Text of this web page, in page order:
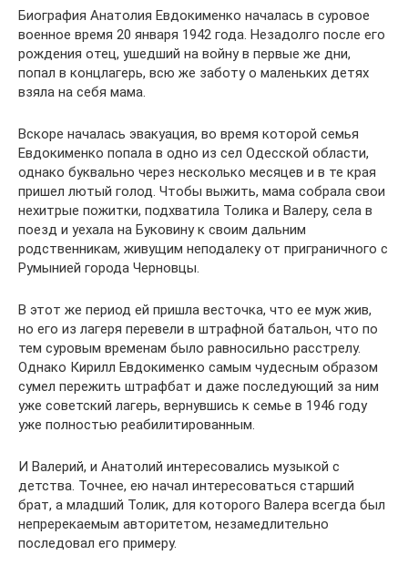
Биография Анатолия Евдокименко началась в суровое
военное время 20 января 1942 года. Незадолго после его
рождения отец, ушедший на войну в первые же дни,
попал в концлагерь, всю же заботу о маленьких детях
взяла на себя мама.
Вскоре началась эвакуация, во время которой семья
Евдокименко попала в одно из сел Одесской области,
однако буквально через несколько месяцев и в те края
пришел лютый голод. Чтобы выжить, мама собрала свои
нехитрые пожитки, подхватила Толика и Валеру, села в
поезд и уехала на Буковину к своим дальним
родственникам, живущим неподалеку от приграничного с
Румынией города Черновцы.
В этот же период ей пришла весточка, что ее муж жив,
но его из лагеря перевели в штрафной батальон, что по
тем суровым временам было равносильно расстрелу.
Однако Кирилл Евдокименко самым чудесным образом
сумел пережить штрафбат и даже последующий за ним
уже советский лагерь, вернувшись к семье в 1946 году
уже полностью реабилитированным.
И Валерий, и Анатолий интересовались музыкой с
детства. Точнее, ею начал интересоваться старший
брат, а младший Толик, для которого Валера всегда был
непререкаемым авторитетом, незамедлительно
последовал его примеру.